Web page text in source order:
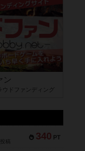
ン
ドファンディング
340 PT
稿